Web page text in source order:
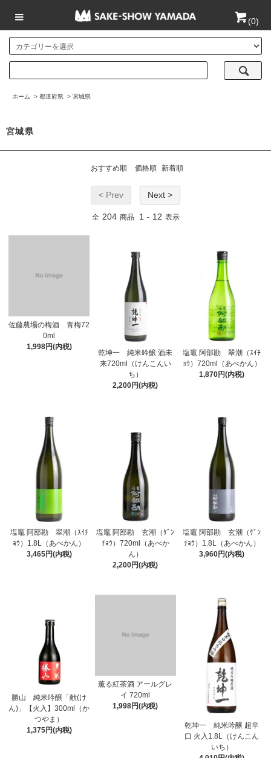
(0)
ホーム > 都道府県 > 宮城県
宮城県
おすすめ順 価格順 新着順
< Prev Next >
全 204 商品 1 - 12 表示
佐藤農場の梅酒 青梅72
0ml
1,998円(内税)
乾坤一 純米吟醸 酒未
来720ml（けんこんい
ち）
2,200円(内税)
塩竈 阿部勘 翠潮（ｽｲﾁ
ｮｳ）720ml（あべかん）
1,870円(内税)
塩竈 阿部勘 翠潮（ｽｲﾁ
ｮｳ）1.8L（あべかん）
3,465円(内税)
塩竈 阿部勘 玄潮（ｹﾞﾝ
ﾁｮｳ）720ml（あべか
ん）
2,200円(内税)
塩竈 阿部勘 玄潮（ｹﾞﾝ
ﾁｮｳ）1.8L（あべかん）
3,960円(内税)
勝山 純米吟醸「献(け
ん)」【火入】300ml（か
つやま）
1,375円(内税)
薫る紅茶酒 アールグレ
イ 720ml
1,998円(内税)
乾坤一 純米吟醸 超辛
口 火入1.8L（けんこん
いち）